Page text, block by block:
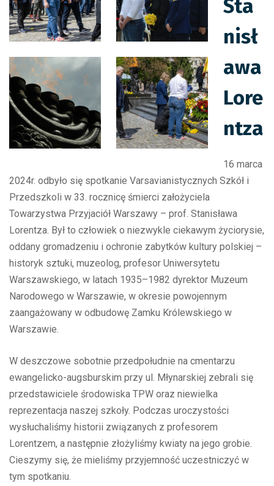
Sta
nisł
awa
Lore
ntza
16 marca
2024r. odbyło się spotkanie Varsavianistycznych Szkół i
Przedszkoli w 33. rocznicę śmierci założyciela
Towarzystwa Przyjaciół Warszawy – prof. Stanisława
Lorentza. Był to człowiek o niezwykle ciekawym życiorysie,
oddany gromadzeniu i ochronie zabytków kultury polskiej –
historyk sztuki, muzeolog, profesor Uniwersytetu
Warszawskiego, w latach 1935–1982 dyrektor Muzeum
Narodowego w Warszawie, w okresie powojennym
zaangażowany w odbudowę Zamku Królewskiego w
Warszawie.
W deszczowe sobotnie przedpołudnie na cmentarzu
ewangelicko-augsburskim przy ul. Młynarskiej zebrali się
przedstawiciele środowiska TPW oraz niewielka
reprezentacja naszej szkoły. Podczas uroczystości
wysłuchaliśmy historii związanych z profesorem
Lorentzem, a następnie złożyliśmy kwiaty na jego grobie.
Cieszymy się, że mieliśmy przyjemność uczestniczyć w
tym spotkaniu.